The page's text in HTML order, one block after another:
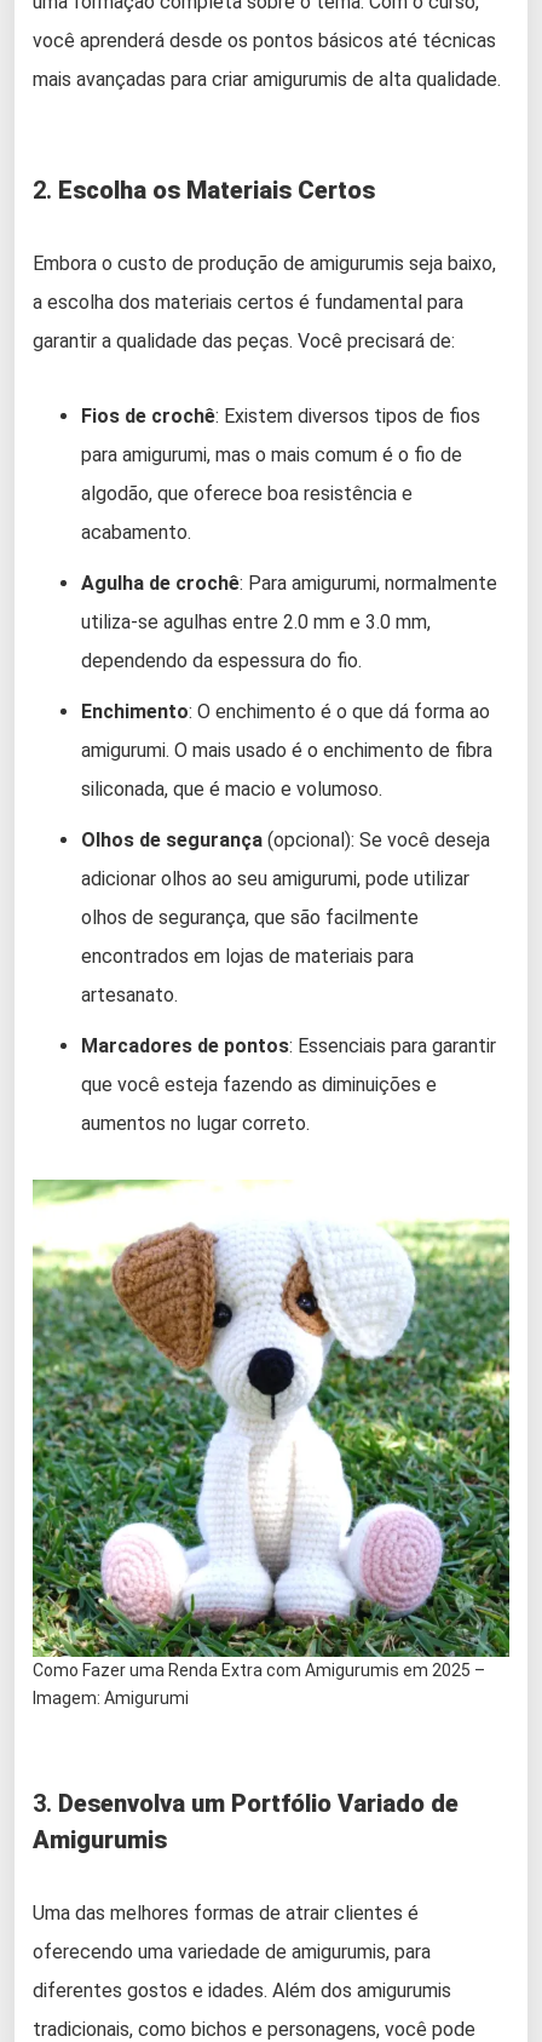
você aprenderá desde os pontos básicos até técnicas
mais avançadas para criar amigurumis de alta qualidade.
2. Escolha os Materiais Certos
Embora o custo de produção de amigurumis seja baixo,
a escolha dos materiais certos é fundamental para
garantir a qualidade das peças. Você precisará de:
Fios de crochê: Existem diversos tipos de fios
para amigurumi, mas o mais comum é o fio de
algodão, que oferece boa resistência e
acabamento.
Agulha de crochê: Para amigurumi, normalmente
utiliza-se agulhas entre 2.0 mm e 3.0 mm,
dependendo da espessura do fio.
Enchimento: O enchimento é o que dá forma ao
amigurumi. O mais usado é o enchimento de fibra
siliconada, que é macio e volumoso.
Olhos de segurança (opcional): Se você deseja
adicionar olhos ao seu amigurumi, pode utilizar
olhos de segurança, que são facilmente
encontrados em lojas de materiais para
artesanato.
Marcadores de pontos: Essenciais para garantir
que você esteja fazendo as diminuições e
aumentos no lugar correto.
Como Fazer uma Renda Extra com Amigurumis em 2025 –
Imagem: Amigurumi
3. Desenvolva um Portfólio Variado de
Amigurumis
Uma das melhores formas de atrair clientes é
oferecendo uma variedade de amigurumis, para
diferentes gostos e idades. Além dos amigurumis
tradicionais, como bichos e personagens, você pode